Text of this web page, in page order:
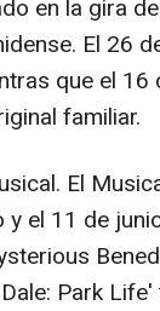
en la gira
El 26
que el 16
familiar.
El
y el 11 de
Park Life'